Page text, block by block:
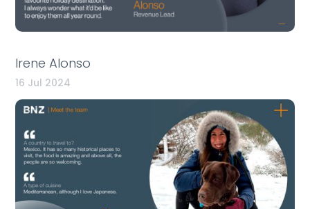
Irene Alonso
16 Jul 2024